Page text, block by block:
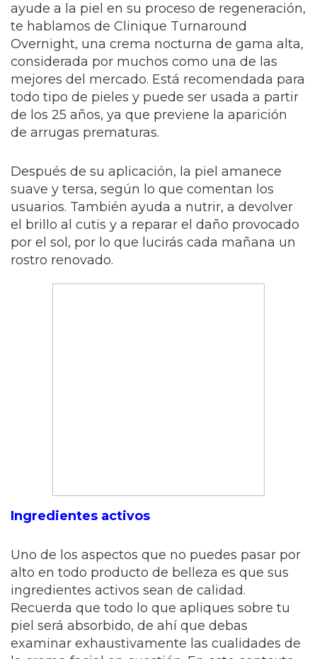
ayude a la piel en su proceso de regeneración,
te hablamos de Clinique Turnaround
Overnight, una crema nocturna de gama alta,
considerada por muchos como una de las
mejores del mercado. Está recomendada para
todo tipo de pieles y puede ser usada a partir
de los 25 años, ya que previene la aparición
de arrugas prematuras.
Después de su aplicación, la piel amanece
suave y tersa, según lo que comentan los
usuarios. También ayuda a nutrir, a devolver
el brillo al cutis y a reparar el daño provocado
por el sol, por lo que lucirás cada mañana un
rostro renovado.
Ingredientes activos
Uno de los aspectos que no puedes pasar por
alto en todo producto de belleza es que sus
ingredientes activos sean de calidad.
Recuerda que todo lo que apliques sobre tu
piel será absorbido, de ahí que debas
examinar exhaustivamente las cualidades de